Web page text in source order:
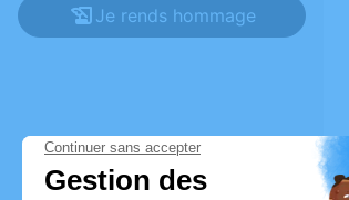
Je rends hommage